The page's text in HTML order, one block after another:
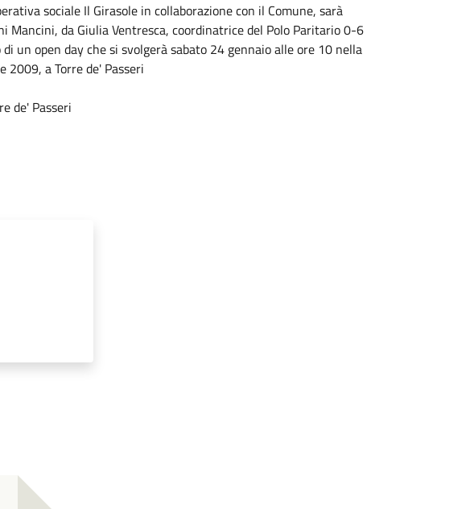
sociale Il Girasole in collaborazione con il Comune, sarà
Mancini, da Giulia Ventresca, coordinatrice del Polo Paritario 0-6
un open day che si svolgerà sabato 24 gennaio alle ore 10 nella
2009, a Torre de' Passeri
de' Passeri